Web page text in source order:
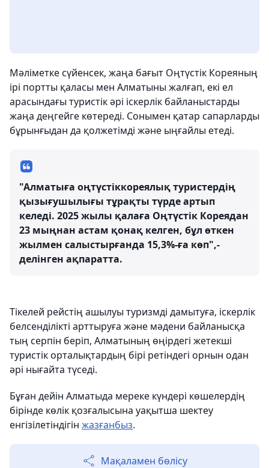
Мәліметке сүйенсек, жаңа бағыт Оңтүстік Кореяның
ірі портты қаласы мен Алматыны жалғап, екі ел
арасындағы туристік әрі іскерлік байланыстарды
жаңа деңгейге көтереді. Сонымен қатар сапарларды
бұрынғыдан да қолжетімді және ыңғайлы етеді.
"Алматыға оңтүстіккореялық туристердің
қызығушылығы тұрақты түрде артып
келеді. 2025 жылы қалаға Оңтүстік Кореядан
23 мыңнан астам қонақ келген, бұл өткен
жылмен салыстырғанда 15,3%-ға көп",-
делінген ақпаратта.
Тікелей рейстің ашылуы туризмді дамытуға, іскерлік
белсенділікті арттыруға және мәдени байланысқа
тың серпін беріп, Алматының өңірдегі жетекші
туристік орталықтардың бірі ретіндегі орнын одан
әрі нығайта түседі.
Бұған дейін Алматыда мереке күндері көшелердің
бірінде көлік қозғалысына уақытша шектеу
енгізілетіндігін жазғанбыз.
Мақаламен бөлісу